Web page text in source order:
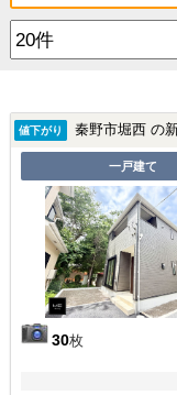
値下がり 秦野市堀西 の
一戸建て
30枚